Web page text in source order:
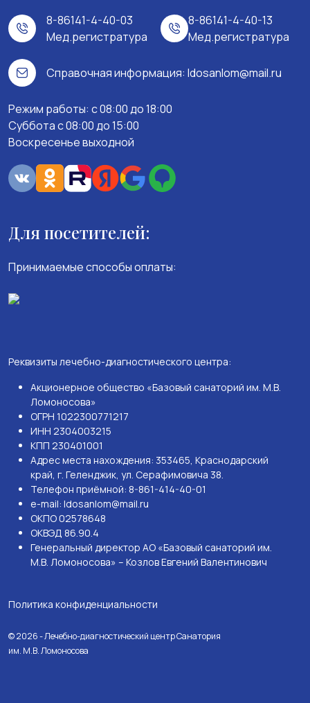
8-86141-4-40-03
Мед.регистратура
8-86141-4-40-13
Мед.регистратура
Справочная информация: ldosanlom@mail.ru
Режим работы: c 08:00 до 18:00
Суббота с 08:00 до 15:00
Воскресенье выходной
Для посетителей:
Принимаемые способы оплаты:
Реквизиты лечебно-диагностического центра:
Акционерное общество «Базовый санаторий им. М.В.
Ломоносова»
ОГРН 1022300771217
ИНН 2304003215
КПП 230401001
Адрес места нахождения: 353465, Краснодарский
край, г. Геленджик, ул. Серафимовича 38.
Телефон приёмной: 8-861-414-40-01
e-mail: ldosanlom@mail.ru
ОКПО 02578648
ОКВЭД 86.90.4
Генеральный директор АО «Базовый санаторий им.
М.В. Ломоносова» – Козлов Евгений Валентинович
Политика конфиденциальности
© 2026 - Лечебно-диагностический центр Санатория
им. М.В. Ломоносова